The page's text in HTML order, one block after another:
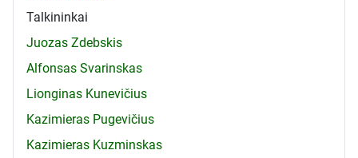
Talkininkai
Juozas Zdebskis
Alfonsas Svarinskas
Lionginas Kunevičius
Kazimieras Pugevičius
Kazimieras Kuzminskas